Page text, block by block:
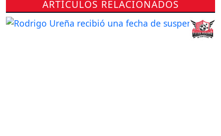
ARTÍCULOS RELACIONADOS